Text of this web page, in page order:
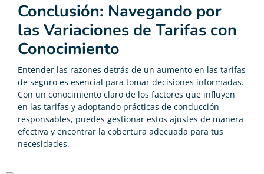
Conclusión: Navegando por
las Variaciones de Tarifas con
Conocimiento
Entender las razones detrás de un aumento en las tarifas
de seguro es esencial para tomar decisiones informadas.
Con un conocimiento claro de los factores que influyen
en las tarifas y adoptando prácticas de conducción
responsables, puedes gestionar estos ajustes de manera
efectiva y encontrar la cobertura adecuada para tus
necesidades.